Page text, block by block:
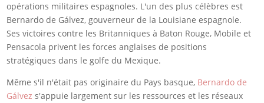
opérations militaires espagnoles. L'un des plus célèbres est
Bernardo de Gálvez, gouverneur de la Louisiane espagnole.
Ses victoires contre les Britanniques à Baton Rouge, Mobile et
Pensacola privent les forces anglaises de positions
stratégiques dans le golfe du Mexique.
Même s'il n'était pas originaire du Pays basque, Bernardo de
Gálvezs'appuie largement sur les ressources et les réseaux